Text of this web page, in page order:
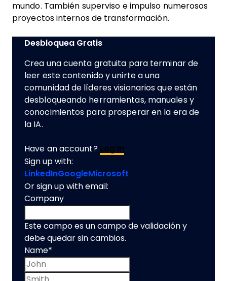
mundo. También superviso e impulso numerosos
proyectos internos de transformación.
Desbloquea Gratis
Crea una cuenta gratuita para terminar de
leer este contenido y unirte a una
comunidad de líderes visionarios que están
desbloqueando herramientas, manuales y
conocimientos para prosperar en la era de
la IA.
Have an account? Log In
Sign up with:
LinkedInGoogleMicrosoft
Or sign up with email:
Company
Este campo es un campo de validación y
debe quedar sin cambios.
Name*